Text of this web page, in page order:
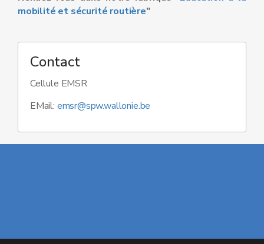
mobilité et sécurité routière"
Contact
Cellule EMSR
EMail: emsr@spw.wallonie.be